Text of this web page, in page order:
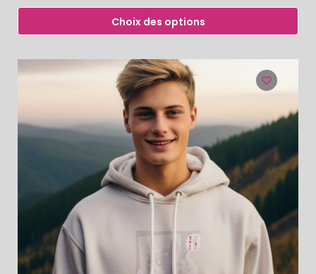
Choix des options